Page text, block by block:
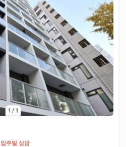
1 / 1
입주일 상담